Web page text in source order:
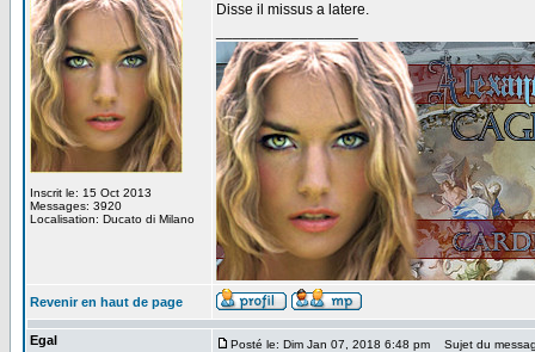
Inscrit le: 15 Oct 2013
Messages: 3920
Localisation: Ducato di Milano
Disse il missus a latere.
Revenir en haut de page
Egal Posté le: Dim Jan 07, 2018 6:48 pm Sujet du